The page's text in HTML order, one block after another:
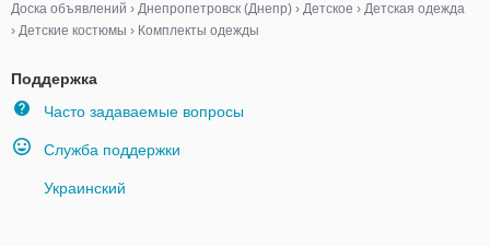
Доска объявлений › Днепропетровск (Днепр) › Детское › Детская одежда
› Детские костюмы › Комплекты одежды
Поддержка
Часто задаваемые вопросы
Служба поддержки
Украинский